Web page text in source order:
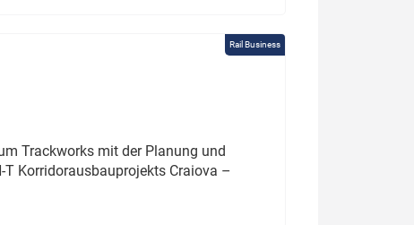
Rail Business
Trackworks mit der Planung und
Korridorausbauprojekts Craiova –